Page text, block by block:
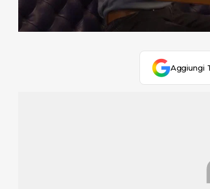
Aggiungi